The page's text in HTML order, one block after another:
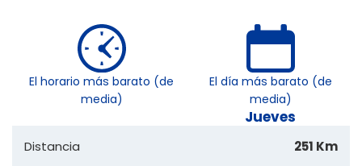
El horario más barato (de
media)
El día más barato (de
media)
Jueves
Distancia 251 Km